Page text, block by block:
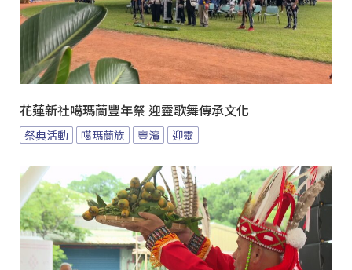
花蓮新社噶瑪蘭豐年祭 迎靈歌舞傳承文化
祭典活動 噶瑪蘭族 豐濱 迎靈